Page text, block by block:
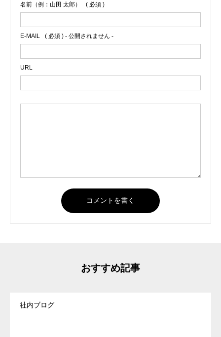
名前（例：山田 太郎） ( 必須 )
E-MAIL ( 必須 ) - 公開されません -
URL
おすすめ記事
社内ブログ